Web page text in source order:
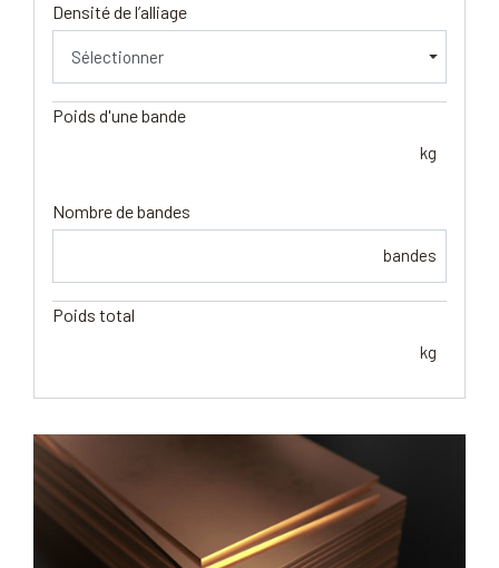
Densité de l’alliage
Poids d'une bande
kg
Nombre de bandes
bandes
Poids total
kg